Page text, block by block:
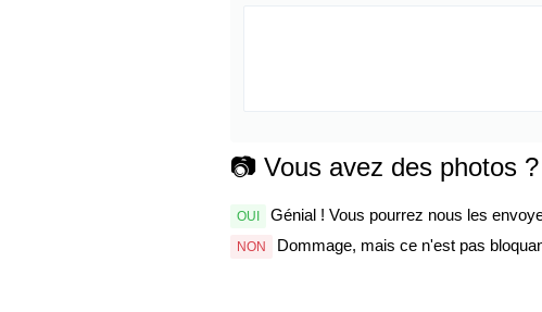
📷 Vous avez des photos ?
OUI Génial ! Vous pourrez nous les
NON Dommage, mais ce n'est pas